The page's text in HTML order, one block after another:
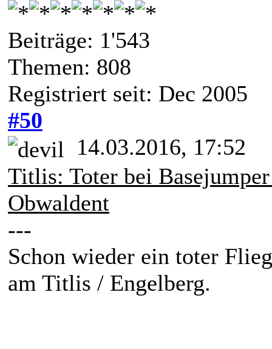
Beiträge: 1'543
Themen: 808
Registriert seit: Dec 2005
#50
14.03.2016, 17:52
Titlis: Toter bei
Obwaldent
---
Schon wieder ein toter
am Titlis / Engelberg.